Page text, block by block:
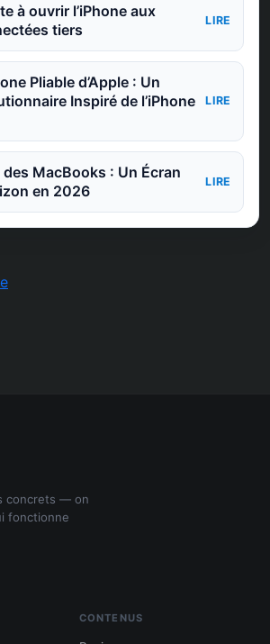
à ouvrir l’iPhone aux
tiers
LIRE
Pliable d’Apple : Un
Inspiré de l’iPhone
LIRE
MacBooks : Un Écran
en 2026
LIRE
concrets — on
fonctionne
CONTENUS